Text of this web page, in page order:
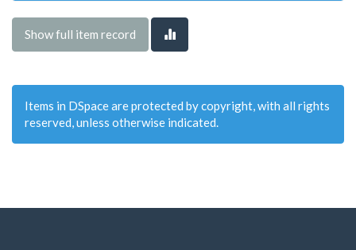
Show full item record
Items in DSpace are protected by copyright, with all rights
reserved, unless otherwise indicated.